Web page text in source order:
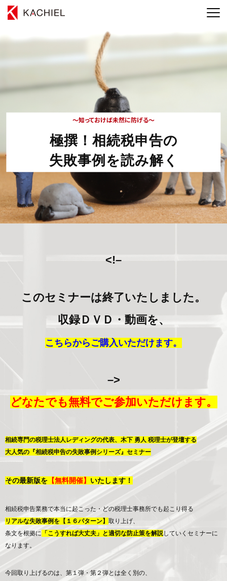
～知っておけば未然に防げる～
極撰！相続税申告の
失敗事例を読み解く
<!–
このセミナーは終了いたしました。
収録ＤＶＤ・動画を、
こちらからご購入いただけます。
–>
どなたでも無料でご参加いただけます。
相続専門の税理士法人レディングの代表、木下 勇人 税理士が登壇する
大人気の『相続税申告の失敗事例シリーズ』セミナー
その最新版を 【無料開催】 いたします！
相続税申告業務で本当に起こった・どの税理士事務所でも起こり得る
リアルな失敗事例を【１６パターン】 取り上げ、
条文を根拠に 「こうすれば大丈夫」と適切な防止策を解説していくセミナーに
なります。
今回取り上げるのは、第１弾・第２弾とは全く別の、